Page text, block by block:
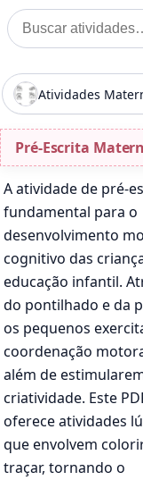
Pular para o
Buscar por:
Pré-Escrita
A atividade de pré-
fundamental para o
desenvolvimento
cognitivo das
educação infantil.
do pontilhado e da
os pequenos
coordenação
além de
criatividade. Este
oferece atividades
que envolvem
traçar, tornando o